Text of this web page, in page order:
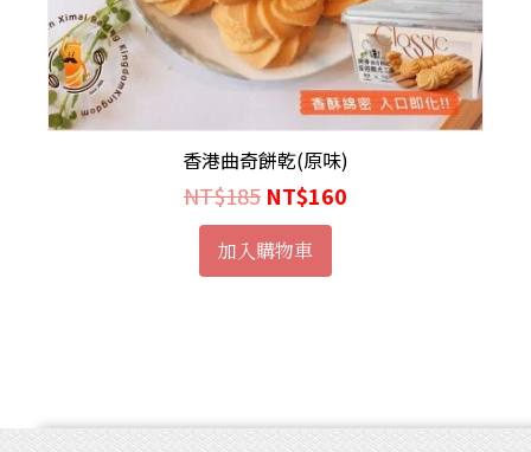
香港曲奇餅乾(原味)
NT$185 NT$160
加入購物車